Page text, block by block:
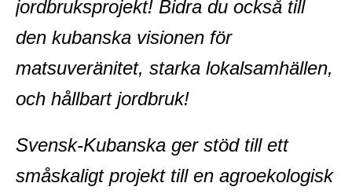
jordbruksprojekt! Bidra du också till
den kubanska visionen för
matsuveränitet, starka lokalsamhällen,
och hållbart jordbruk!
Svensk-Kubanska ger stöd till ett
småskaligt projekt till en agroekologisk